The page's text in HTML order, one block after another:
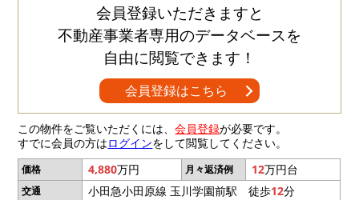
会員登録いただきますと
不動産事業者専用のデータベースを
自由に閲覧できます！
会員登録はこちら
この物件をご覧いただくには、会員登録が必要です。
すでに会員の方はログインをして閲覧してください。
価格 4,880万円 月々返済例 12万円台
交通 小田急小田原線 玉川学園前駅 徒歩12分